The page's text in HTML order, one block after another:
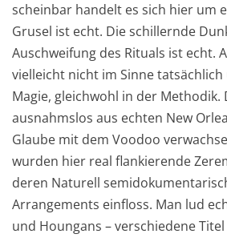
scheinbar handelt es sich hier um
Grusel ist echt. Die schillernde
Auschweifung des Rituals ist echt.
vielleicht nicht im Sinne
Magie, gleichwohl in der Methodik.
ausnahmslos aus echten New
Glaube mit dem Voodoo
wurden hier real flankierende
deren Naturell
Arrangements einfloss. Man lud
und Houngans – verschiedene